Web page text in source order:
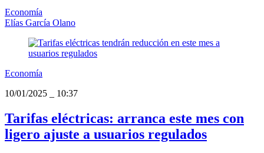
Economía
Elías García Olano
Economía
10/01/2025
10:37
Tarifas eléctricas: arranca este mes con
ligero ajuste a usuarios regulados